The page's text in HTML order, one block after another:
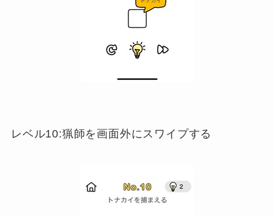
レベル10:猟師を画面外にスワイプする